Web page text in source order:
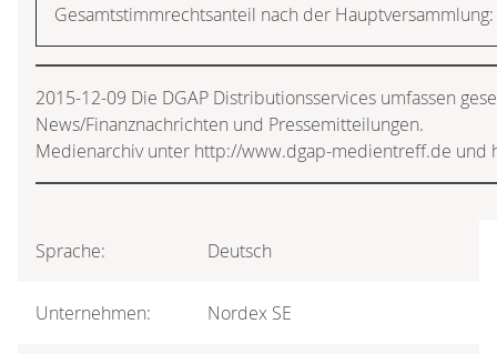
Gesamtstimmrechtsanteil nach der Hauptversammlung:
2015-12-09 Die DGAP Distributionsservices umfassen
News/Finanznachrichten und Pressemitteilungen.
Medienarchiv unter http://www.dgap-medientreff.de und
Sprache: Deutsch
Unternehmen: Nordex SE